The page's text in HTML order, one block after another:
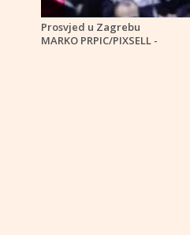
Prosvjed u Zagrebu
MARKO PRPIC/PIXSELL -